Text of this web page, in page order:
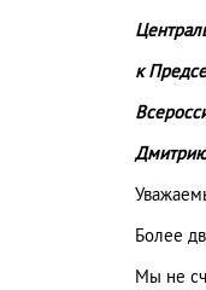
к
Дмитрию
Более
Мы не